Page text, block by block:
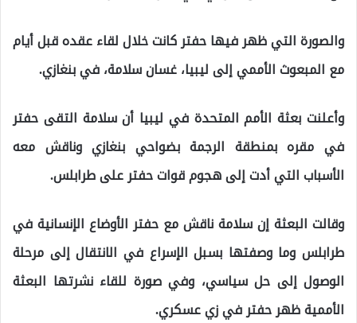
والصورة التي ظهر فيها حفتر كانت خلال لقاء عقده قبل أيام
مع المبعوث الأممي إلى ليبيا، غسان سلامة، في بنغازي.
وأعلنت بعثة الأمم المتحدة في ليبيا أن سلامة التقى حفتر
في مقره بمنطقة الرجمة بضواحي بنغازي وناقش معه
الأسباب التي أدت إلى هجوم قوات حفتر على طرابلس.
وقالت البعثة إن سلامة ناقش مع حفتر الأوضاع الإنسانية في
طرابلس وما وصفتها بسبل الإسراع في الانتقال إلى مرحلة
الوصول إلى حل سياسي، وفي صورة للقاء نشرتها البعثة
الأممية ظهر حفتر في زي عسكري.